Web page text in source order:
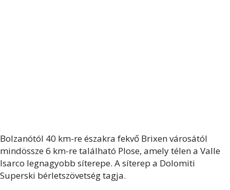
Bolzanótól 40 km-re északra fekvő Brixen városától
mindössze 6 km-re található Plose, amely télen a Valle
Isarco legnagyobb síterepe. A síterep a Dolomiti
Superski bérletszövetség tagja.